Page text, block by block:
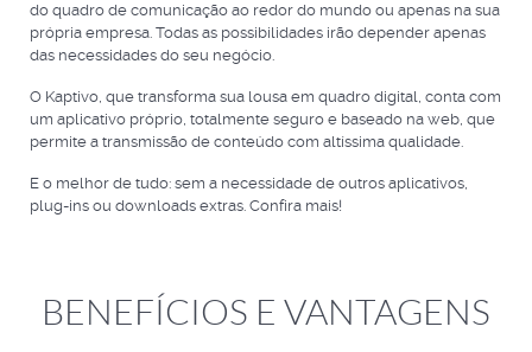
do quadro de comunicação ao redor do mundo ou apenas na sua
própria empresa. Todas as possibilidades irão depender apenas
das necessidades do seu negócio.
O Kaptivo, que transforma sua lousa em quadro digital, conta com
um aplicativo próprio, totalmente seguro e baseado na web, que
permite a transmissão de conteúdo com altíssima qualidade.
E o melhor de tudo: sem a necessidade de outros aplicativos,
plug-ins ou downloads extras. Confira mais!
BENEFÍCIOS E VANTAGENS